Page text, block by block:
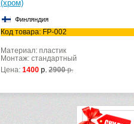
(хром)
Финляндия
Код товара: FP-002
Материал: пластик
Монтаж: стандартный
Цена: 1400 р. 2900р.